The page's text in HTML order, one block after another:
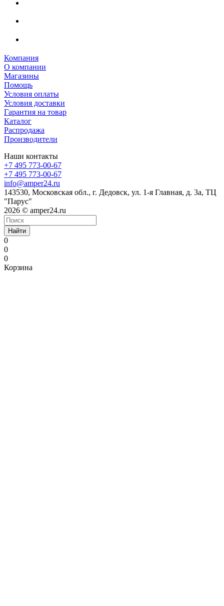
Компания
О компании
Магазины
Помощь
Условия оплаты
Условия доставки
Гарантия на товар
Каталог
Распродажа
Производители
Наши контакты
+7 495 773-00-67
+7 495 773-00-67
info@amper24.ru
143530, Московская обл., г. Дедовск, ул. 1-я Главная, д. 3а, ТЦ
"Парус"
2026 © amper24.ru
Найти
0
0
0
Корзина